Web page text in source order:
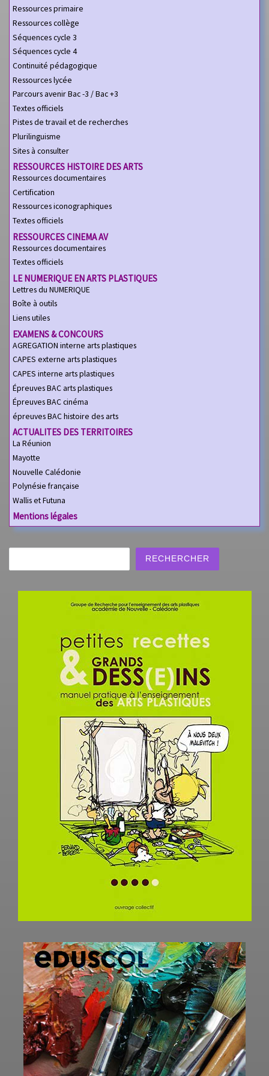
Ressources primaire
Ressources collège
Séquences cycle 3
Séquences cycle 4
Continuité pédagogique
Ressources lycée
Parcours avenir Bac -3 / Bac +3
Textes officiels
Pistes de travail et de recherches
Plurilinguisme
Sites à consulter
RESSOURCES HISTOIRE DES ARTS
Ressources documentaires
Certification
Ressources iconographiques
Textes officiels
RESSOURCES CINEMA AV
Ressources documentaires
Textes officiels
LE NUMERIQUE EN ARTS PLASTIQUES
Lettres du NUMERIQUE
Boîte à outils
Liens utiles
EXAMENS & CONCOURS
AGREGATION interne arts plastiques
CAPES externe arts plastiques
CAPES interne arts plastiques
Épreuves BAC arts plastiques
Épreuves BAC cinéma
épreuves BAC histoire des arts
ACTUALITES DES TERRITOIRES
La Réunion
Mayotte
Nouvelle Calédonie
Polynésie française
Wallis et Futuna
Mentions légales
RECHERCHER